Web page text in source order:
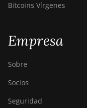
Bitcoins Vírgenes
Empresa
Sobre
Socios
Seguridad